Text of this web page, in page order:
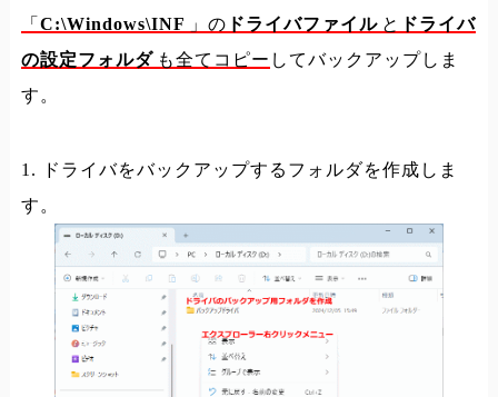
「 C:\Windows\INF 」の ドライバファイル と
ドライバ
の設定フォルダ も全てコピー してバックアップしま
す。
1. ドライバをバックアップするフォルダを作成しま
す。